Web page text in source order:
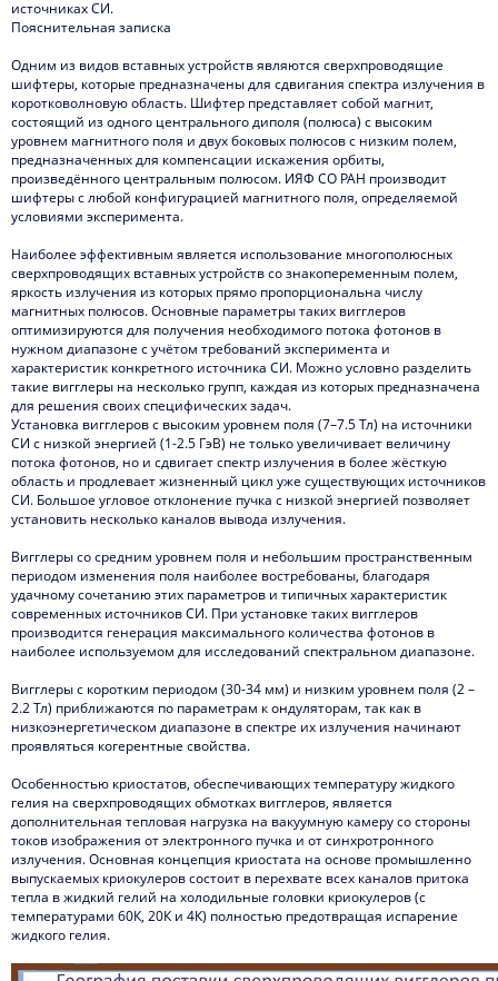
источниках СИ.
Пояснительная записка
Одним из видов вставных устройств являются сверхпроводящие
шифтеры, которые предназначены для сдвигания спектра излучения в
коротковолновую область. Шифтер представляет собой магнит,
состоящий из одного центрального диполя (полюса) с высоким
уровнем магнитного поля и двух боковых полюсов с низким полем,
предназначенных для компенсации искажения орбиты,
произведённого центральным полюсом. ИЯФ СО РАН производит
шифтеры с любой конфигурацией магнитного поля, определяемой
условиями эксперимента.
Наиболее эффективным является использование многополюсных
сверхпроводящих вставных устройств со знакопеременным полем,
яркость излучения из которых прямо пропорциональна числу
магнитных полюсов. Основные параметры таких вигглеров
оптимизируются для получения необходимого потока фотонов в
нужном диапазоне с учётом требований эксперимента и
характеристик конкретного источника СИ. Можно условно разделить
такие вигглеры на несколько групп, каждая из которых предназначена
для решения своих специфических задач.
Установка вигглеров с высоким уровнем поля (7–7.5 Тл) на источники
СИ с низкой энергией (1-2.5 ГэВ) не только увеличивает величину
потока фотонов, но и сдвигает спектр излучения в более жёсткую
область и продлевает жизненный цикл уже существующих источников
СИ. Большое угловое отклонение пучка с низкой энергией позволяет
установить несколько каналов вывода излучения.
Вигглеры со средним уровнем поля и небольшим пространственным
периодом изменения поля наиболее востребованы, благодаря
удачному сочетанию этих параметров и типичных характеристик
современных источников СИ. При установке таких вигглеров
производится генерация максимального количества фотонов в
наиболее используемом для исследований спектральном диапазоне.
Вигглеры с коротким периодом (30-34 мм) и низким уровнем поля (2 –
2.2 Тл) приближаются по параметрам к ондуляторам, так как в
низкоэнергетическом диапазоне в спектре их излучения начинают
проявляться когерентные свойства.
Особенностью криостатов, обеспечивающих температуру жидкого
гелия на сверхпроводящих обмотках вигглеров, является
дополнительная тепловая нагрузка на вакуумную камеру со стороны
токов изображения от электронного пучка и от синхротронного
излучения. Основная концепция криостата на основе промышленно
выпускаемых криокулеров состоит в перехвате всех каналов притока
тепла в жидкий гелий на холодильные головки криокулеров (с
температурами 60К, 20К и 4К) полностью предотвращая испарение
жидкого гелия.